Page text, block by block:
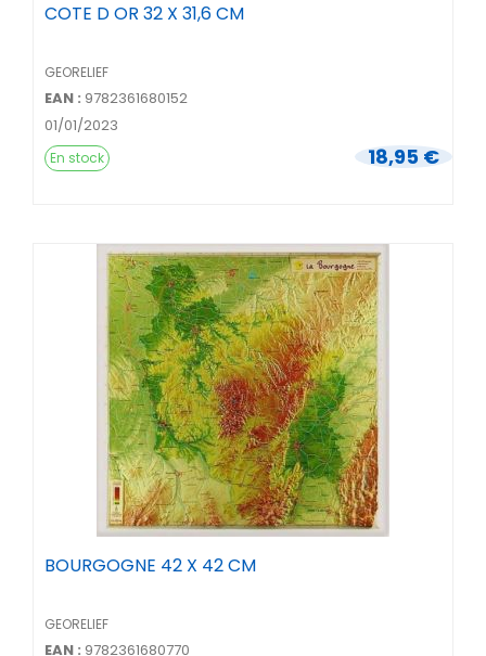
COTE D OR 32 X 31,6 CM
GEORELIEF
EAN : 9782361680152
01/01/2023
18,95 €
En stock
BOURGOGNE 42 X 42 CM
GEORELIEF
EAN : 9782361680770